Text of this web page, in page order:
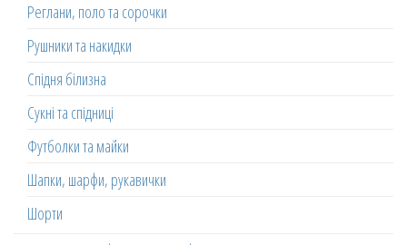
Реглани, поло та сорочки
Рушники та накидки
Спідня білизна
Сукні та спідниці
Футболки та майки
Шапки, шарфи, рукавички
Шорти